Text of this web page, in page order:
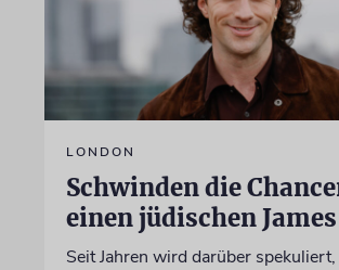
LONDON
Schwinden die
einen jüdischen
Seit Jahren wird darüber